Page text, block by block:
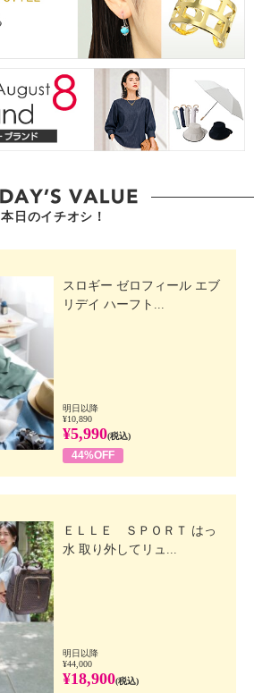
本日のイチオシ！
スロギー ゼロフィール エブ
リデイ ハーフト...
明日以降
¥10,890
¥5,990(税込)
44%OFF
ＥＬＬＥ ＳＰＯＲＴ はっ
水 取り外してリュ...
明日以降
¥44,000
¥18,900(税込)